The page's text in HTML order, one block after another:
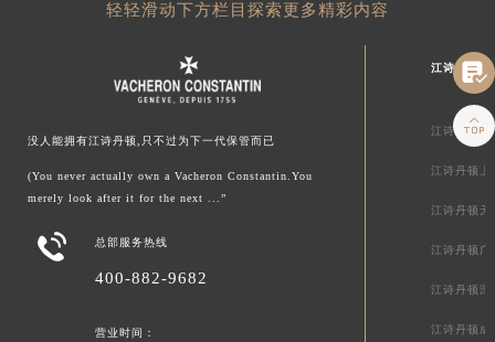
轻轻滑动下方栏目探索更多精彩内容
没人能拥有江诗丹顿,只不过为下一代保管而已
(You never actually own a Vacheron Constantin.You
merely look after it for the next ...”
 总部服务热线
400-882-9682
营业时间：
江诗丹顿中
江诗丹顿北
江诗丹顿上
江诗丹顿天
江诗丹顿广
江诗丹顿深
江诗丹顿成

